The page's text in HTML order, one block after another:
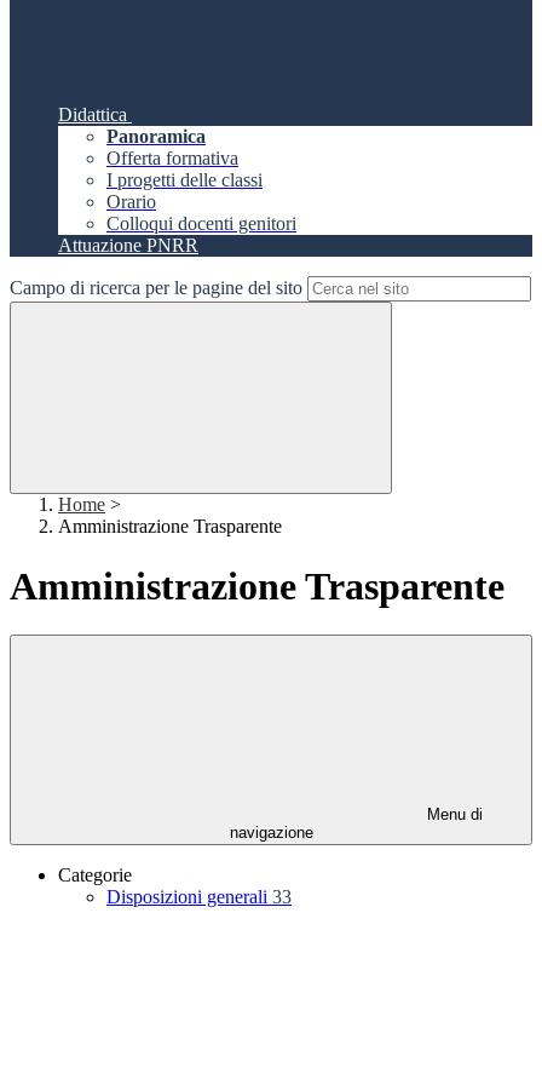
Didattica
Panoramica
Offerta formativa
I progetti delle classi
Orario
Colloqui docenti genitori
Attuazione PNRR
Campo di ricerca per le pagine del sito
Home >
Amministrazione Trasparente
Amministrazione Trasparente
Menu di
navigazione
Categorie
Disposizioni generali 33